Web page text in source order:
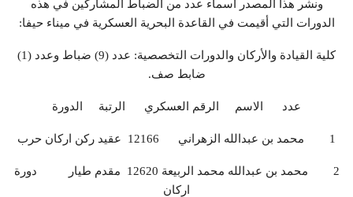
ونشر هذا المصدر أسماء عدد من الضباط المشاركين في هذه
الدورات التي أقيمت في القاعدة البحرية العسكرية في ميناء حيفا:
كلية القيادة والأركان والدورات التخصصية: عدد (9) ضباط وعدد (1)
ضابط صف.
عدد الاسم الرقم العسكري الرتبة الدورة
1 محمد بن عبدالله الزهراني 12166 عقيد ركن اركان حرب
2 محمد بن عبدالله محمد الربيعة 12620 مقدم طيار دورة
اركان